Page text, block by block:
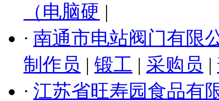
（电脑硬 |
· 南通市电站阀门有限
制作员 | 锻工 | 采购员 |
· 江苏省旺寿园食品有